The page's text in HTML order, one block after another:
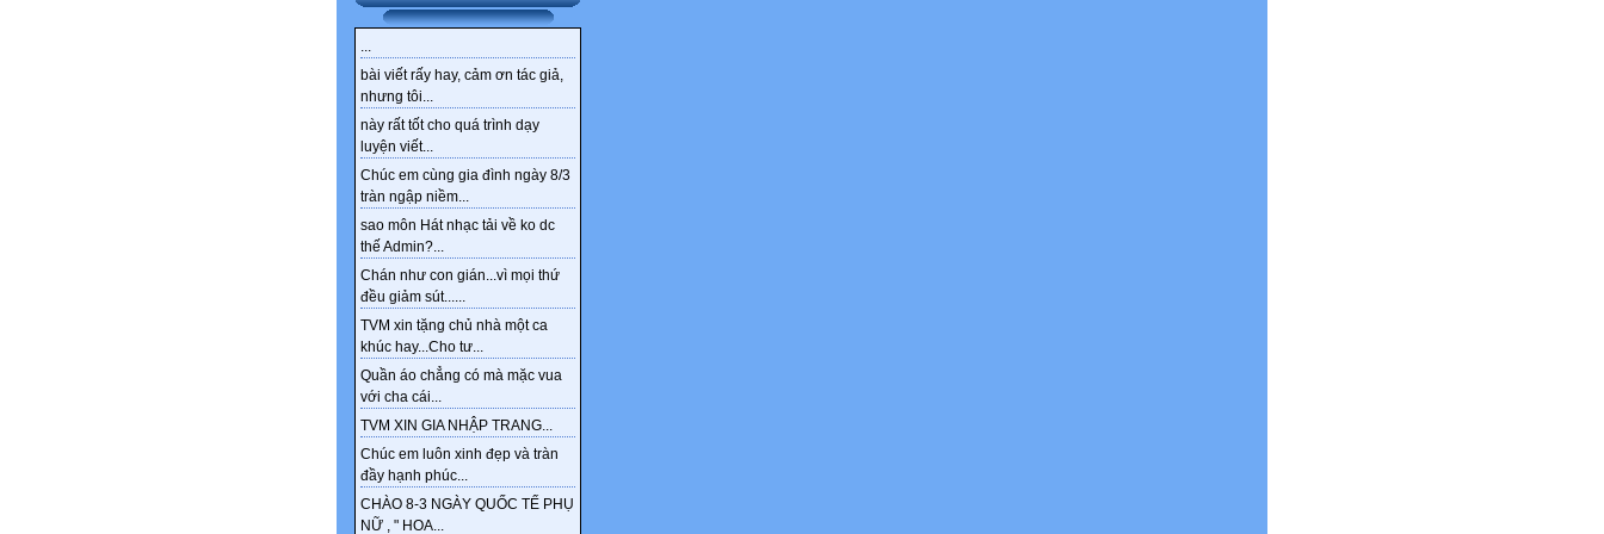
...
bài viết rấy hay, cảm ơn tác giả,
nhưng tôi...
này rất tốt cho quá trình dạy
luyện viết...
Chúc em cùng gia đình ngày 8/3
tràn ngập niềm...
sao môn Hát nhạc tải về ko dc
thế Admin?...
Chán như con gián...vì mọi thứ
đều giảm sút......
TVM xin tặng chủ nhà một ca
khúc hay...Cho tư...
Quần áo chẳng có mà mặc vua
với cha cái...
TVM XIN GIA NHẬP TRANG...
Chúc em luôn xinh đẹp và tràn
đầy hạnh phúc...
CHÀO 8-3 NGÀY QUỐC TẾ PHỤ
NỮ , " HOA...